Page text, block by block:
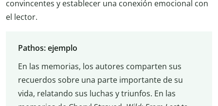
convincentes y establecer una conexión emocional con
el lector.
Pathos: ejemplo
En las memorias, los autores comparten sus
recuerdos sobre una parte importante de su
vida, relatando sus luchas y triunfos. En las